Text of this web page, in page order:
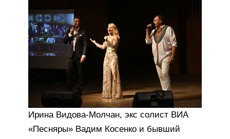
Ирина Видова-Молчан, экс солист ВИА
«Песняры» Вадим Косенко и бывший